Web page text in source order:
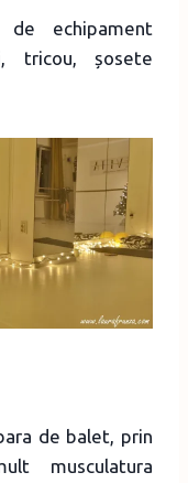
echipament
tricou, șosete
de balet, prin
musculatura